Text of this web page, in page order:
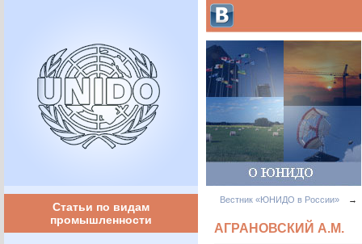
Статьи по видам
промышленности
Вестник «ЮНИДО в России» →
АГРАНОВСКИЙ А.М.